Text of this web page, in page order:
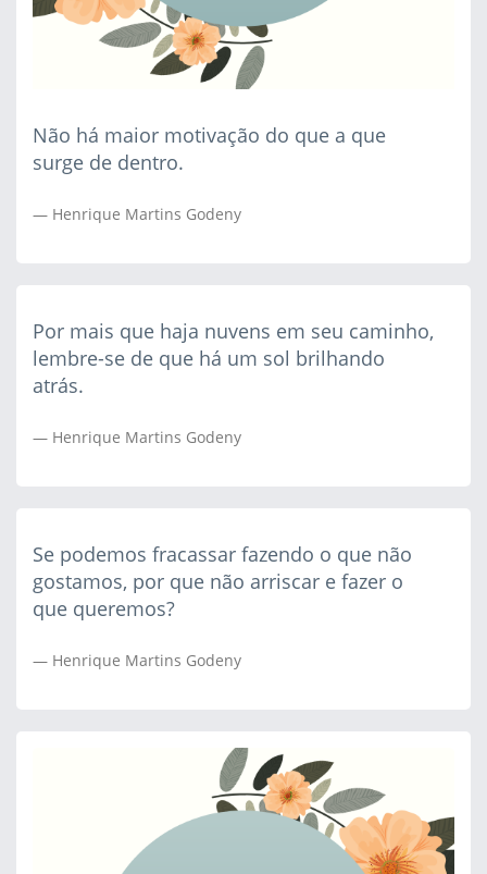
Não há maior motivação do que a que
surge de dentro.
Henrique Martins Godeny
Por mais que haja nuvens em seu caminho,
lembre-se de que há um sol brilhando
atrás.
Henrique Martins Godeny
Se podemos fracassar fazendo o que não
gostamos, por que não arriscar e fazer o
que queremos?
Henrique Martins Godeny